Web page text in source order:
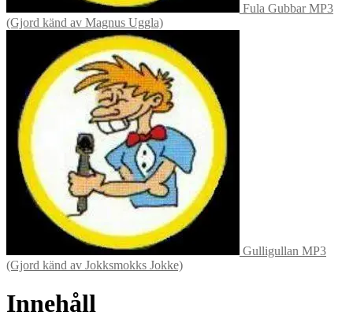
Fula Gubbar MP3
(Gjord känd av Magnus Uggla)
Gulligullan MP3
(Gjord känd av Jokksmokks Jokke)
Innehåll